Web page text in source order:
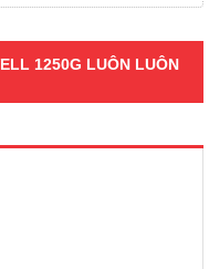
1250G LUÔN LUÔN